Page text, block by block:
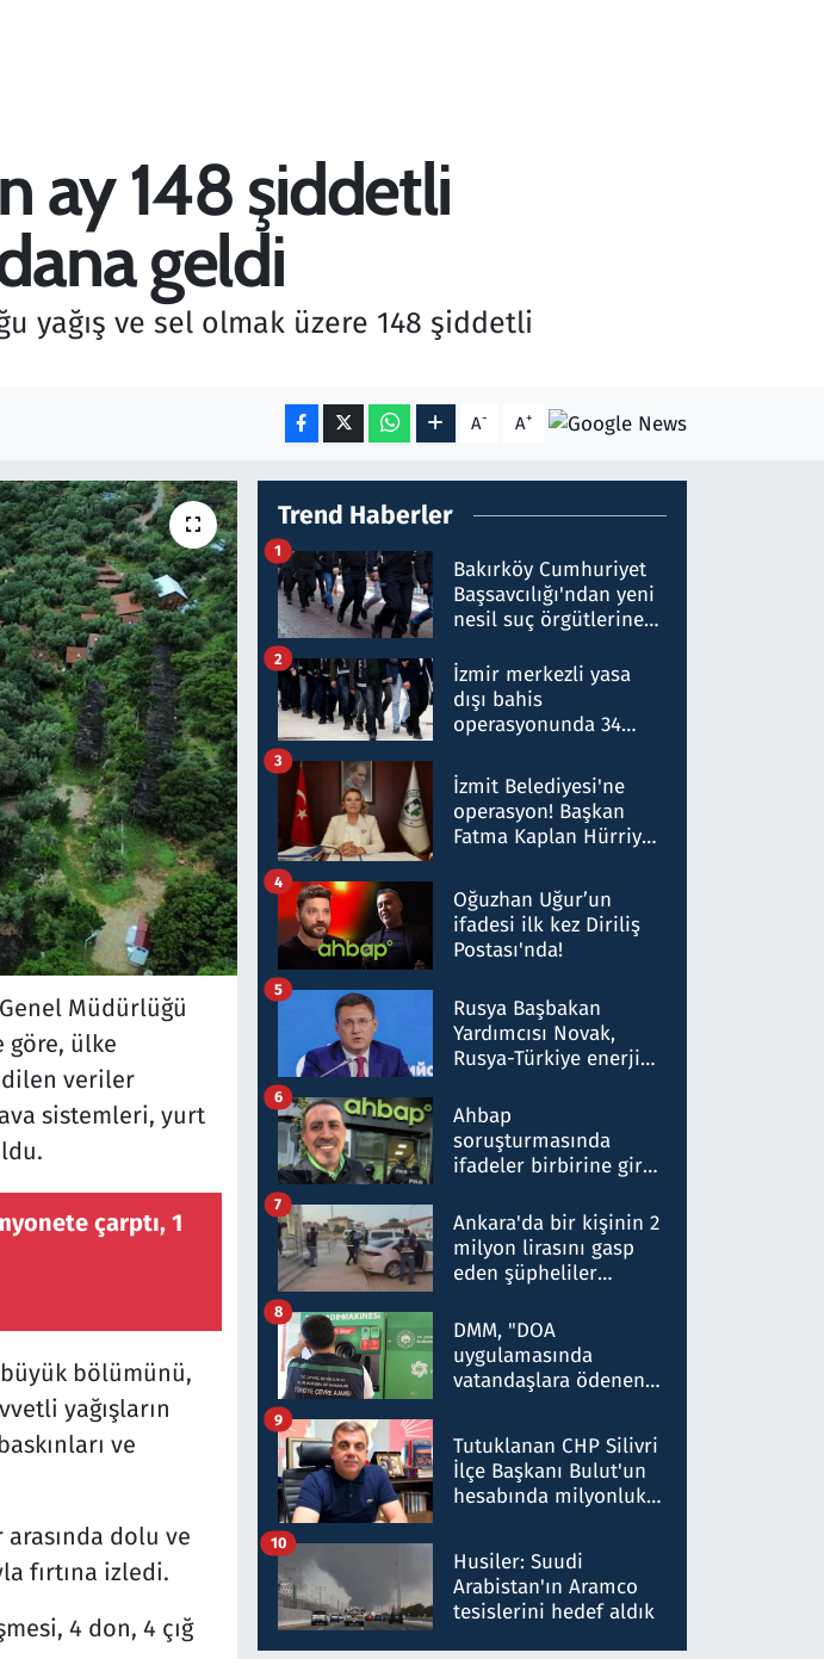
ay 148 şiddetli
geldi
yağış ve sel olmak üzere 148 şiddetli
A- A+
Müdürlüğü
göre, ülke
veriler
sistemleri, yurt
çarptı, 1
bölümünü,
yağışların
ve
dolu ve
fırtına izledi.
4 don, 4 çığ
Trend Haberler
Bakırköy Cumhuriyet
Başsavcılığı'ndan yeni
nesil suç örgütlerine
hakkında gözaltı kararı
1
İzmir merkezli yasa
dışı bahis
operasyonunda 34
Milyar liralık para
trafiği tespit edildi
2
İzmit Belediyesi'ne
operasyon! Başkan
Fatma Kaplan Hürriyet
3
Oğuzhan Uğur’un
ifadesi ilk kez Diriliş
Postası'nda!
4
Rusya Başbakan
Yardımcısı Novak,
Rusya-Türkiye enerji
nitelikte olduğunu
belirtti
5
Ahbap
soruşturmasında
ifadeler birbirine girdi:
ifadelerinden ortaya
çıkan tablo şok etti
6
Ankara'da bir kişinin 2
milyon lirasını gasp
eden şüpheliler
7
DMM, "DOA
uygulamasında
vatandaşlara ödenen
düşürüldüğü" iddiasını
yalanladı
8
Tutuklanan CHP Silivri
İlçe Başkanı Bulut'un
hesabında milyonluk
talimat verdi, ben
gönderdim
9
Husiler: Suudi
Arabistan'ın Aramco
tesislerini hedef aldık
10